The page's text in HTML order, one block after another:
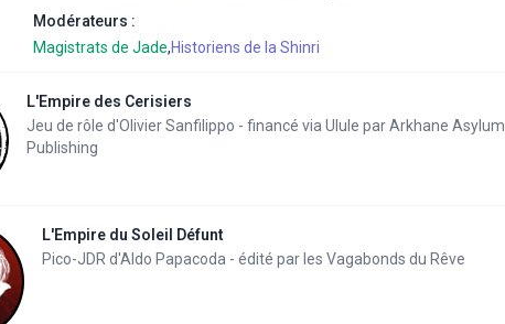
Modérateurs :
Magistrats de Jade,Historiens de la Shinri
L'Empire des Cerisiers
Jeu de rôle d'Olivier Sanfilippo - financé via Ulule par Arkhane Asylum
Publishing
L'Empire du Soleil Défunt
Pico-JDR d'Aldo Papacoda - édité par les Vagabonds du Rêve